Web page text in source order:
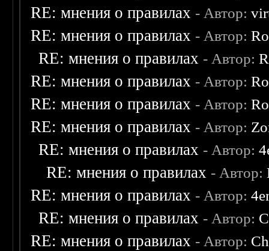
RE: мнения о правилах - Автор:
RE: мнения о правилах - Автор:
RE: мнения о правилах - Автор:
RE: мнения о правилах - Автор:
RE: мнения о правилах - Автор:
RE: мнения о правилах - Автор:
RE: мнения о правилах - Автор:
RE: мнения о правилах - Автор:
RE: мнения о правилах - Автор:
RE: мнения о правилах - Автор:
RE: мнения о правилах - Автор: